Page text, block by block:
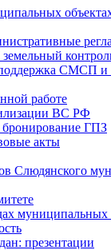
СМСП и
работе
ВС РФ
ГПЗ
акты
Слюдянского
презентации